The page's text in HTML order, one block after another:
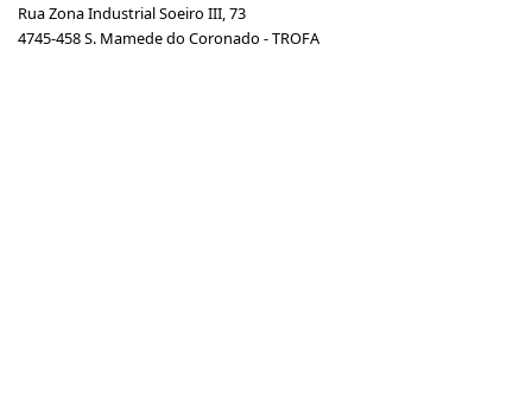
Rua Zona Industrial Soeiro III, 73
4745-458 S. Mamede do Coronado - TROFA